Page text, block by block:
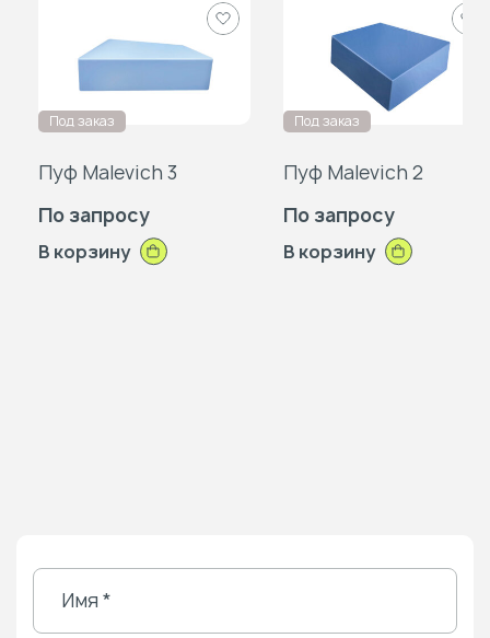
Добавить
в
избранное
Под заказ
Пуф Malevich 3
По запросу
В корзину
в
Под заказ
Пуф Malevich 2
По запросу
В корзину